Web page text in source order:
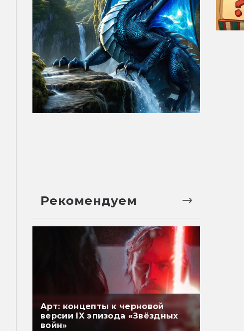
Рекомендуем
Арт: концепты к черновой
версии IX эпизода «Звёздных
войн»